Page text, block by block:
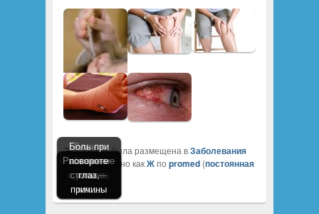
Боль в ухе —
причины и
лечение
Боль в
суставах,
причины
Боль в
коленном
суставе,
как…
Растяжение
стопы —
как…
Боль при
повороте
глаз,
причины
Эта запись была размещена вЗаболевания
ЖКТи помечено какЖпо promed(постоянная
ссылка).